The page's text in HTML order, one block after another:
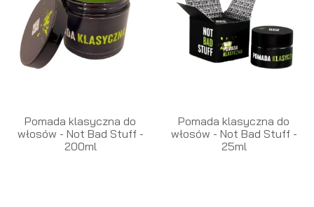
Pomada klasyczna do
włosów - Not Bad Stuff -
200ml
Pomada klasyczna do
włosów - Not Bad Stuff -
25ml